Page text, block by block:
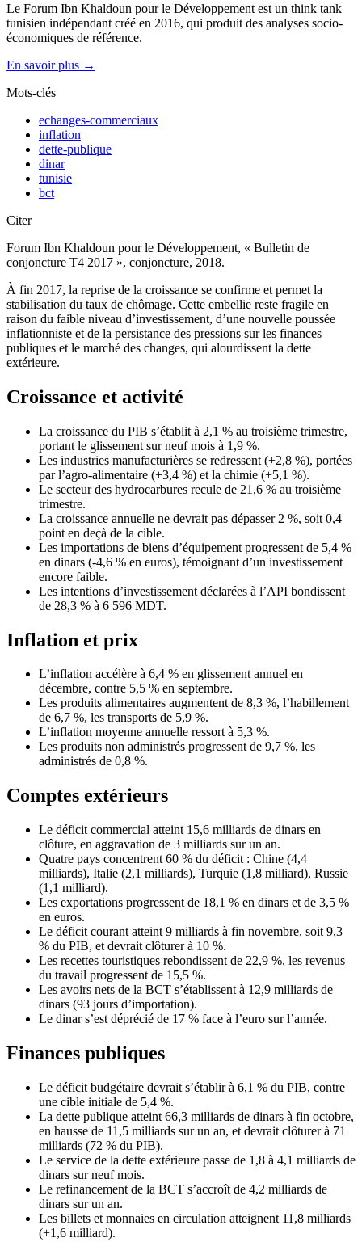
Le Forum Ibn Khaldoun pour le Développement est un think tank
tunisien indépendant créé en 2016, qui produit des analyses socio-
économiques de référence.
En savoir plus →
Mots-clés
echanges-commerciaux
inflation
dette-publique
dinar
tunisie
bct
Citer
Forum Ibn Khaldoun pour le Développement, « Bulletin de
conjoncture T4 2017 », conjoncture, 2018.
À fin 2017, la reprise de la croissance se confirme et permet la
stabilisation du taux de chômage. Cette embellie reste fragile en
raison du faible niveau d’investissement, d’une nouvelle poussée
inflationniste et de la persistance des pressions sur les finances
publiques et le marché des changes, qui alourdissent la dette
extérieure.
Croissance et activité
La croissance du PIB s’établit à 2,1 % au troisième trimestre,
portant le glissement sur neuf mois à 1,9 %.
Les industries manufacturières se redressent (+2,8 %), portées
par l’agro-alimentaire (+3,4 %) et la chimie (+5,1 %).
Le secteur des hydrocarbures recule de 21,6 % au troisième
trimestre.
La croissance annuelle ne devrait pas dépasser 2 %, soit 0,4
point en deçà de la cible.
Les importations de biens d’équipement progressent de 5,4 %
en dinars (-4,6 % en euros), témoignant d’un investissement
encore faible.
Les intentions d’investissement déclarées à l’API bondissent
de 28,3 % à 6 596 MDT.
Inflation et prix
L’inflation accélère à 6,4 % en glissement annuel en
décembre, contre 5,5 % en septembre.
Les produits alimentaires augmentent de 8,3 %, l’habillement
de 6,7 %, les transports de 5,9 %.
L’inflation moyenne annuelle ressort à 5,3 %.
Les produits non administrés progressent de 9,7 %, les
administrés de 0,8 %.
Comptes extérieurs
Le déficit commercial atteint 15,6 milliards de dinars en
clôture, en aggravation de 3 milliards sur un an.
Quatre pays concentrent 60 % du déficit : Chine (4,4
milliards), Italie (2,1 milliards), Turquie (1,8 milliard), Russie
(1,1 milliard).
Les exportations progressent de 18,1 % en dinars et de 3,5 %
en euros.
Le déficit courant atteint 9 milliards à fin novembre, soit 9,3
% du PIB, et devrait clôturer à 10 %.
Les recettes touristiques rebondissent de 22,9 %, les revenus
du travail progressent de 15,5 %.
Les avoirs nets de la BCT s’établissent à 12,9 milliards de
dinars (93 jours d’importation).
Le dinar s’est déprécié de 17 % face à l’euro sur l’année.
Finances publiques
Le déficit budgétaire devrait s’établir à 6,1 % du PIB, contre
une cible initiale de 5,4 %.
La dette publique atteint 66,3 milliards de dinars à fin octobre,
en hausse de 11,5 milliards sur un an, et devrait clôturer à 71
milliards (72 % du PIB).
Le service de la dette extérieure passe de 1,8 à 4,1 milliards de
dinars sur neuf mois.
Le refinancement de la BCT s’accroît de 4,2 milliards de
dinars sur un an.
Les billets et monnaies en circulation atteignent 11,8 milliards
(+1,6 milliard).